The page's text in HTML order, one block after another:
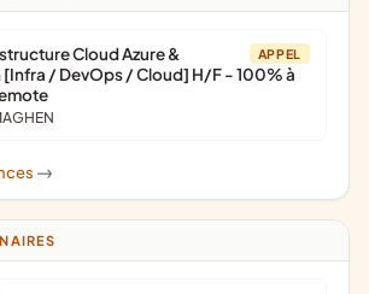
APPEL
Cloud Azure &
/ DevOps / Cloud] H/F - 100% à
->